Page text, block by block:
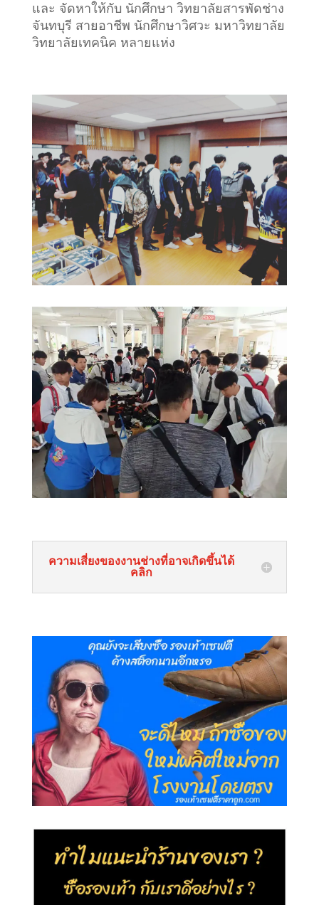
และ จัดหาให้กับ นักศึกษา วิทยาลัยสารพัดช่าง
จันทบุรี สายอาชีพ นักศึกษาวิศวะ มหาวิทยาลัย
วิทยาลัยเทคนิค หลายแห่ง
ความเสี่ยงของงานช่างที่อาจเกิดขึ้นได้
คลิก